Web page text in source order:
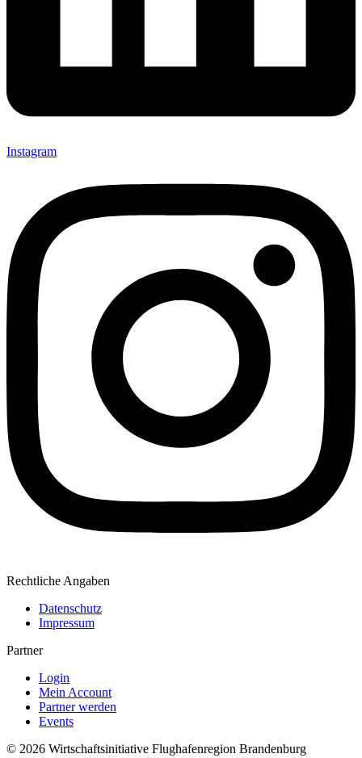
Instagram
Rechtliche Angaben
Datenschutz
Impressum
Partner
Login
Mein Account
Partner werden
Events
© 2026 Wirtschaftsinitiative Flughafenregion Brandenburg